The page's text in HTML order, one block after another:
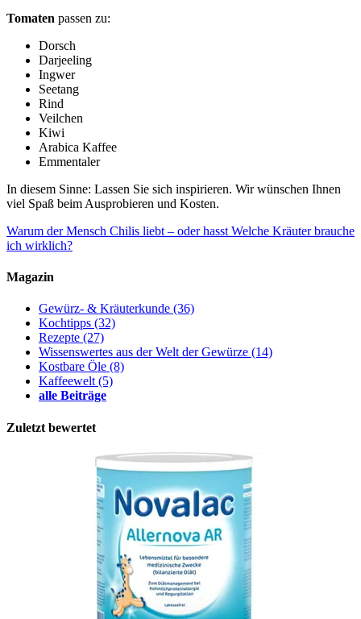
Tomaten passen zu:
Dorsch
Darjeeling
Ingwer
Seetang
Rind
Veilchen
Kiwi
Arabica Kaffee
Emmentaler
In diesem Sinne: Lassen Sie sich inspirieren. Wir wünschen Ihnen
viel Spaß beim Ausprobieren und Kosten.
Warum der Mensch Chilis liebt – oder hasst Welche Kräuter brauche
ich wirklich?
Magazin
Gewürz- & Kräuterkunde (36)
Kochtipps (32)
Rezepte (27)
Wissenswertes aus der Welt der Gewürze (14)
Kostbare Öle (8)
Kaffeewelt(5)
alle Beiträge
Zuletzt bewertet